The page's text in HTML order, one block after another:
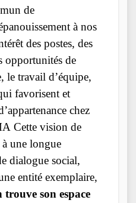
de
à nos
des postes, des
opportunités de
le travail d’équipe,
favorisent et
chez
Cette vision de
une longue
dialogue social,
entité exemplaire,
trouve son espace